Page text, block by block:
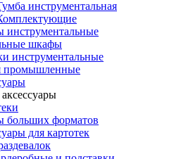
инструментальная
шкафы
инструментальные
промышленные
форматов
для картотек